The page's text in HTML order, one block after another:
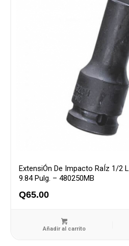
ExtensiÓn De Impacto RaÍz 1/2
9.84 Pulg. – 480250MB
Q65.00
Añadir al carrito